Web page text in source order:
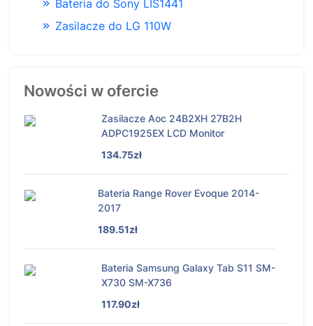
Bateria do Sony LIS1441
Zasilacze do LG 110W
Nowości w ofercie
Zasilacze Aoc 24B2XH 27B2H
ADPC1925EX LCD Monitor
134.75zł
Bateria Range Rover Evoque 2014-
2017
189.51zł
Bateria Samsung Galaxy Tab S11 SM-
X730 SM-X736
117.90zł